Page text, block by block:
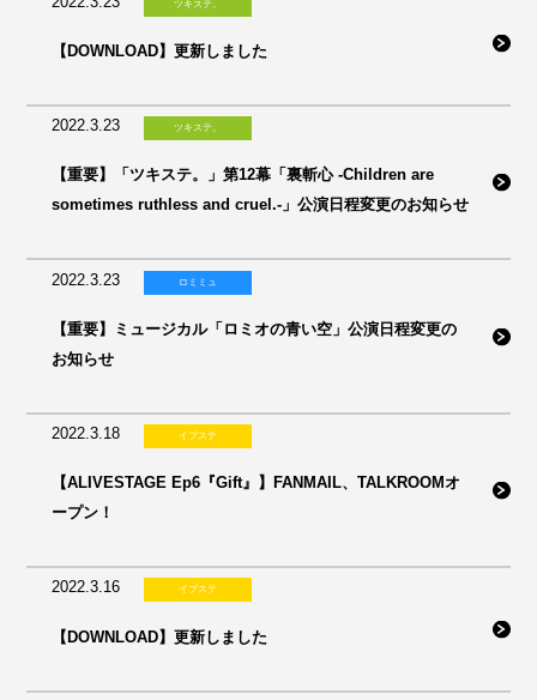
ツキステ。
【DOWNLOAD】更新しました
2022.3.23 ツキステ。
【重要】「ツキステ。」第12幕「裏斬心 -Children are
sometimes ruthless and cruel.-」公演日程変更のお知らせ
2022.3.23 ロミミュ
【重要】ミュージカル「ロミオの青い空」公演日程変更の
お知らせ
2022.3.18 イブステ
【ALIVESTAGE Ep6『Gift』】FANMAIL、TALKROOMオ
ープン！
2022.3.16 イブステ
【DOWNLOAD】更新しました